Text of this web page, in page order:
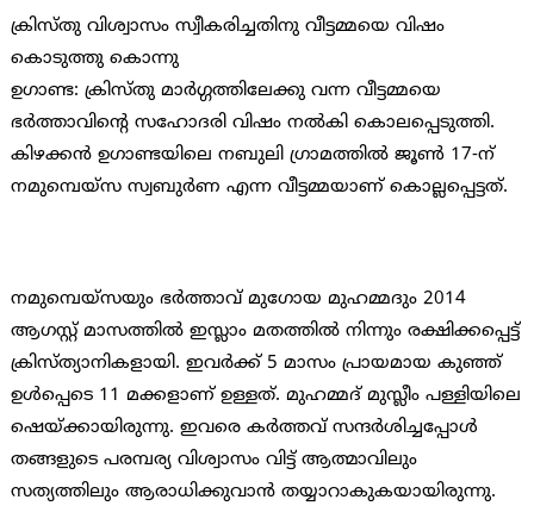
ക്രിസ്തു വിശ്വാസം സ്വീകരിച്ചതിനു വീട്ടമ്മയെ വിഷം
കൊടുത്തു കൊന്നു
ഉഗാണ്ട: ക്രിസ്തു മാര്‍ഗ്ഗത്തിലേക്കു വന്ന വീട്ടമ്മയെ
ഭര്‍ത്താവിന്റെ സഹോദരി വിഷം നല്‍കി കൊലപ്പെടുത്തി.
കിഴക്കന്‍ ഉഗാണ്ടയിലെ നബുലി ഗ്രാമത്തില്‍ ജൂണ്‍ 17-ന്
നമുമ്പെയ്സ സ്വബുര്‍ണ എന്ന വീട്ടമ്മയാണ് കൊല്ലപ്പെട്ടത്.
നമുമ്പെയ്സയും ഭര്‍ത്താവ് മുഗോയ മുഹമ്മദും 2014
ആഗസ്റ്റ് മാസത്തില്‍ ഇസ്ലാം മതത്തില്‍ നിന്നും രക്ഷിക്കപ്പെട്ട്
ക്രിസ്ത്യാനികളായി. ഇവര്‍ക്ക് 5 മാസം പ്രായമായ കുഞ്ഞ്
ഉള്‍പ്പെടെ 11 മക്കളാണ് ഉള്ളത്. മുഹമ്മദ് മുസ്ലീം പള്ളിയിലെ
ഷെയ്ക്കായിരുന്നു. ഇവരെ കര്‍ത്തവ് സന്ദര്‍ശിച്ചപ്പോള്‍
തങ്ങളുടെ പരമ്പര്യ വിശ്വാസം വിട്ട് ആത്മാവിലും
സത്യത്തിലും ആരാധിക്കുവാന്‍ തയ്യാറാകുകയായിരുന്നു.